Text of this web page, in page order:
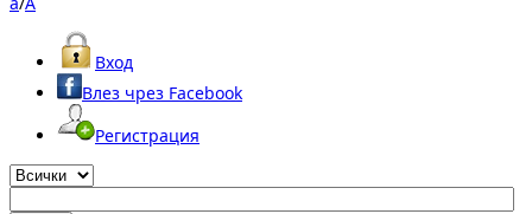
Вход
Влез чрез Facebook
Регистрация